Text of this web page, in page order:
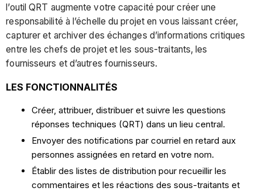
l’outil QRT augmente votre capacité pour créer une
responsabilité à l’échelle du projet en vous laissant créer,
capturer et archiver des échanges d’informations critiques
entre les chefs de projet et les sous-traitants, les
fournisseurs et d’autres fournisseurs.
LES FONCTIONNALITÉS
Créer, attribuer, distribuer et suivre les questions
réponses techniques (QRT) dans un lieu central.
Envoyer des notifications par courriel en retard aux
personnes assignées en retard en votre nom.
Établir des listes de distribution pour recueillir les
commentaires et les réactions des sous-traitants et